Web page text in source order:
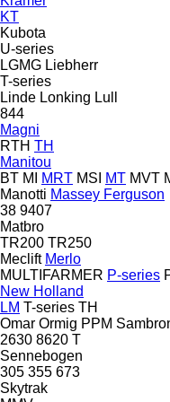
KT
Kubota
U-series
LGMG Liebherr
T-series
Linde Lonking Lull
844
Magni
RTH TH
Manitou
BT MI MRT MSI MT MVT
Manotti Massey Ferguson
38 9407
Matbro
TR200 TR250
Meclift Merlo
MULTIFARMER P-series
New Holland
LM T-series TH
Omar Ormig PPM
2630 8620 T
Sennebogen
305 355 673
Skytrak